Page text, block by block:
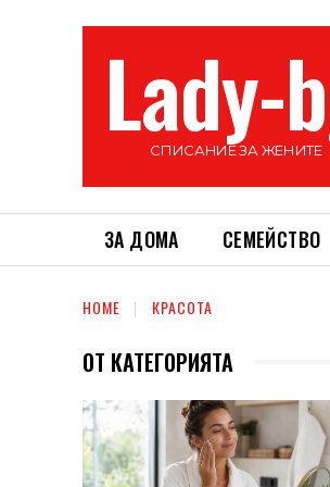
Lady-
СПИСАНИЕ ЗА ЖЕНИТЕ
ЗА ДОМА СЕМЕЙСТВО
HOME КРАСОТА
ОТ КАТЕГОРИЯТА